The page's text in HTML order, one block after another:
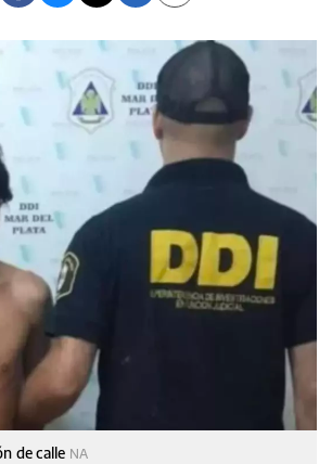
de calle NA